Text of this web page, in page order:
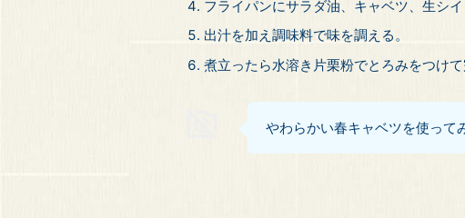
フライパンにサラダ油、キャベツ、生シ
出汁を加え調味料で味を調える。
煮立ったら水溶き片栗粉でとろみをつけて
やわらかい春キャベツを使って